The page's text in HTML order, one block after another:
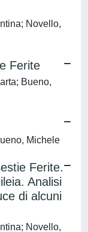
Novello,
Ferite
Bueno,
Michele
Ferite.
Analisi
di alcuni
Novello,